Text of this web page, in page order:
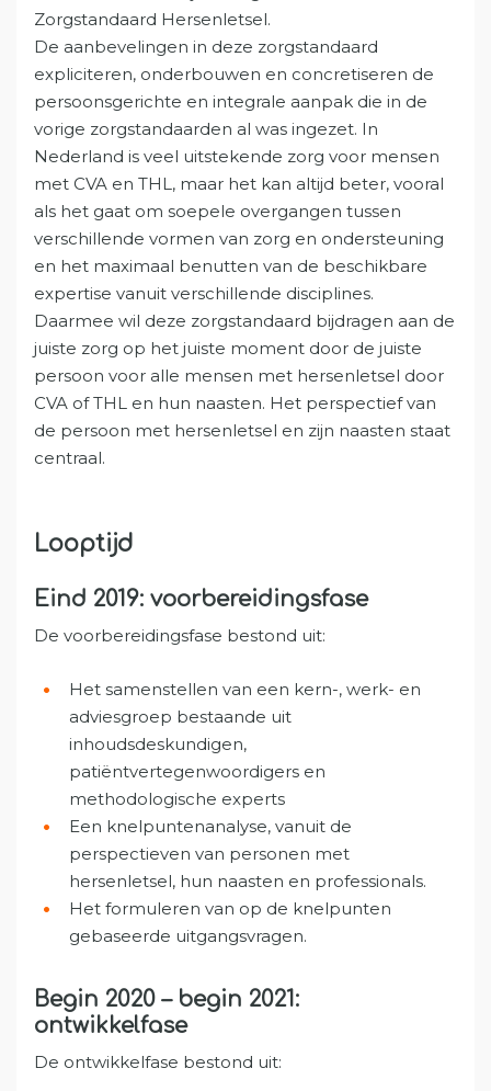
Zorgstandaard Hersenletsel.
De aanbevelingen in deze zorgstandaard
expliciteren, onderbouwen en concretiseren de
persoonsgerichte en integrale aanpak die in de
vorige zorgstandaarden al was ingezet. In
Nederland is veel uitstekende zorg voor mensen
met CVA en THL, maar het kan altijd beter, vooral
als het gaat om soepele overgangen tussen
verschillende vormen van zorg en ondersteuning
en het maximaal benutten van de beschikbare
expertise vanuit verschillende disciplines.
Daarmee wil deze zorgstandaard bijdragen aan de
juiste zorg op het juiste moment door de juiste
persoon voor alle mensen met hersenletsel door
CVA of THL en hun naasten. Het perspectief van
de persoon met hersenletsel en zijn naasten staat
centraal.
Looptijd
Eind 2019: voorbereidingsfase
De voorbereidingsfase bestond uit:
Het samenstellen van een kern-, werk- en
adviesgroep bestaande uit
inhoudsdeskundigen,
patiëntvertegenwoordigers en
methodologische experts
Een knelpuntenanalyse, vanuit de
perspectieven van personen met
hersenletsel, hun naasten en professionals.
Het formuleren van op de knelpunten
gebaseerde uitgangsvragen.
Begin 2020 – begin 2021:
ontwikkelfase
De ontwikkelfase bestond uit: